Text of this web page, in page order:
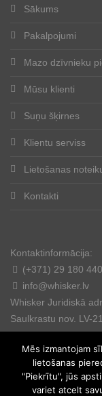
Sākums
Pakalpojumi
Mazo dzīvnieku
Mūsu klienti
Suņu šķirnes
Klientu serviss
Lietošanas
Kontakti
Kontaktinformācija:
(+371) 29 180 440
info@whisker.lv
Whisker Juridiskā
Saulkrastu nov. LV-
Mēs izmantojam
lietošanas
"Piekrītu", jūs
variet atcelt